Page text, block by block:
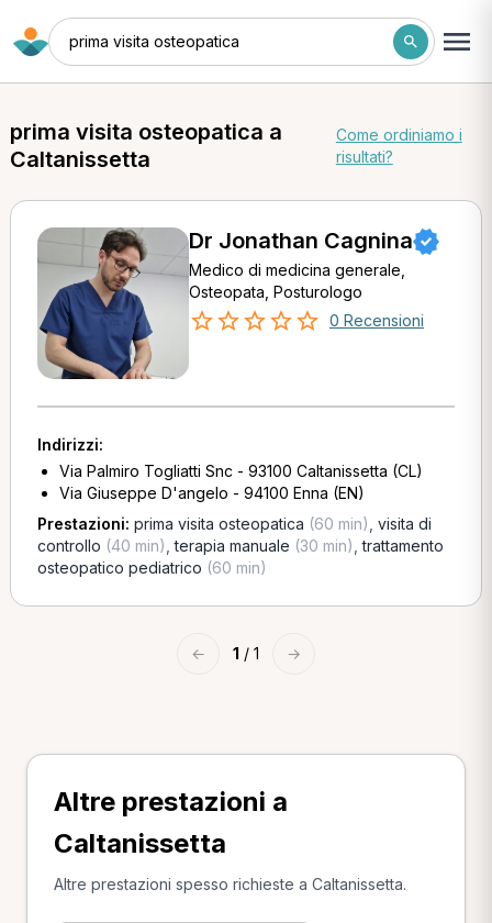
prima visita osteopatica
prima visita osteopatica a
Caltanissetta
Come ordiniamo i
risultati?
Dr Jonathan Cagnina
Medico di medicina generale,
Osteopata, Posturologo
0 Recensioni
Indirizzi:
Via Palmiro Togliatti Snc - 93100 Caltanissetta (CL)
Via Giuseppe D'angelo - 94100 Enna (EN)
Prestazioni: prima visita osteopatica (60 min) visita di
controllo (40 min) ,terapia manuale (30 min) ,trattamento
osteopatico pediatrico (60 min)
← 1 / 1 →
Altre prestazioni a
Caltanissetta
Altre prestazioni spesso richieste a Caltanissetta.